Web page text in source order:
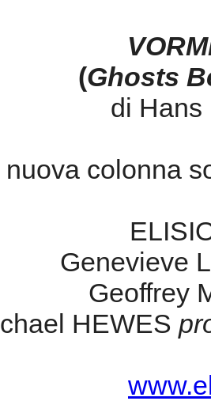
(Ghosts
di Hans
nuova colonna
Genevieve
Geoffrey
HEWES